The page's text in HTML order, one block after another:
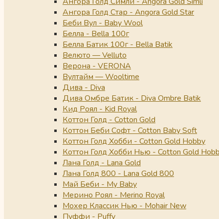
Ангора Голд Стар - Angora Gold Star
Беби Вул - Baby Wool
Белла - Bella 100г
Белла Батик 100г - Bella Batik
Велюто — Velluto
Верона - VERONA
Вултайм — Wooltime
Дива - Diva
Дива Омбре Батик - Diva Ombre Batik
Кид Роял - Kid Royal
Коттон Голд - Cotton Gold
Коттон Беби Софт - Cotton Baby Soft
Коттон Голд Хобби - Cotton Gold Hobby
Коттон Голд Хобби Нью - Cotton Gold
Лана Голд - Lana Gold
Лана Голд 800 - Lana Gold 800
Май Беби - My Baby
Мерино Роял - Merino Royal
Мохер Классик Нью - Mohair New
Пуффи - Puffy